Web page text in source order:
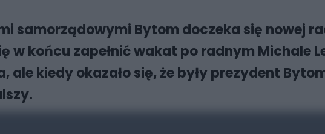
samorządowymi Bytom doczeka się nowej
w końcu zapełnić wakat po radnym Michale
ale kiedy okazało się, że były prezydent